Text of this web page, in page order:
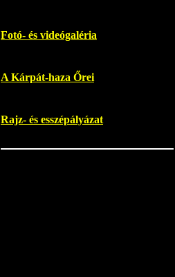
Fotó- és videógaléria
A Kárpát-haza Őrei
Rajz- és esszépályázat